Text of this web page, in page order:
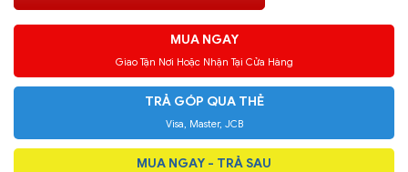
MUA NGAY
Giao Tận Nơi Hoặc Nhận Tại Cửa Hàng
TRẢ GÓP QUA THẺ
Visa, Master, JCB
MUA NGAY - TRẢ SAU